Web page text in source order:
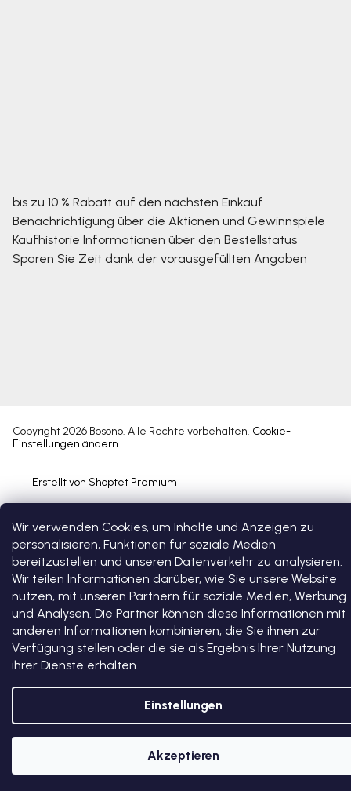
Wir verwenden Cookies, um Inhalte und Anzeigen zu
personalisieren, Funktionen für soziale Medien
bereitzustellen und unseren Datenverkehr zu analysieren.
Wir teilen Informationen darüber, wie Sie unsere Website
nutzen, mit unseren Partnern für soziale Medien, Werbung
und Analysen. Die Partner können diese Informationen mit
anderen Informationen kombinieren, die Sie ihnen zur
Verfügung stellen oder die sie als Ergebnis Ihrer Nutzung
ihrer Dienste erhalten.
Einstellungen
Akzeptieren
bis zu 10 % Rabatt auf den nächsten Einkauf
Benachrichtigung über die Aktionen und Gewinnspiele
Kaufhistorie Informationen über den Bestellstatus
Sparen Sie Zeit dank der vorausgefüllten Angaben
Erstellt von Shoptet Premium
Copyright 2026 Bosono. Alle Rechte vorbehalten. Cookie-
Einstellungen ändern
5 % RABATT AUF DEN ERSTEN EINKAUF